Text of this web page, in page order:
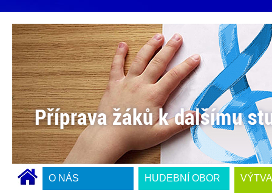
O NÁS HUDEBNÍ OBOR